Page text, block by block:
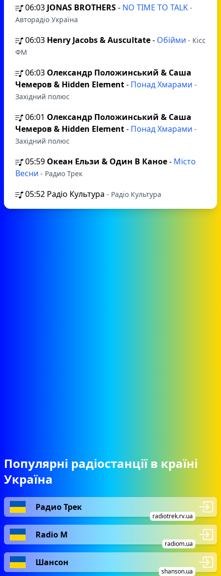
06:03 JONAS BROTHERS- NO TIME TO TALK -
Авторадіо Україна
06:03 Henry Jacobs & Auscultate- Обійми - Кісс
ФМ
06:03 Олександр Положинський & Саша
Чемеров & Hidden Element- Понад Хмарами -
Західний полюс
06:01 Олександр Положинський & Саша
Чемеров & Hidden Element- Понад Хмарами -
Західний полюс
05:59 Океан Ельзи & Один В Каное- Місто
Весни - Радио Трек
05:52 Радіо Культура - Радіо Культура
Популярні радіостанції в країні
Україна
Радио Трек
radiotrek.rv.ua
Radio М
radiom.ua
Шансон
shanson.ua